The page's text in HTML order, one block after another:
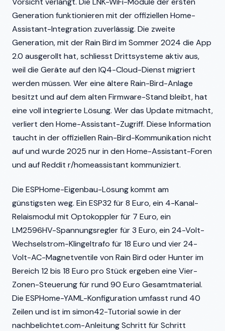
Generation funktionieren mit der offiziellen Home-
Assistant-Integration zuverlässig. Die zweite
Generation, mit der Rain Bird im Sommer 2024 die App
2.0 ausgerollt hat, schliesst Drittsysteme aktiv aus,
weil die Geräte auf den IQ4-Cloud-Dienst migriert
werden müssen. Wer eine ältere Rain-Bird-Anlage
besitzt und auf dem alten Firmware-Stand bleibt, hat
eine voll integrierte Lösung. Wer das Update mitmacht,
verliert den Home-Assistant-Zugriff. Diese Information
taucht in der offiziellen Rain-Bird-Kommunikation nicht
auf und wurde 2025 nur in den Home-Assistant-Foren
und auf Reddit r/homeassistant kommuniziert.
Die ESPHome-Eigenbau-Lösung kommt am
günstigsten weg. Ein ESP32 für 8 Euro, ein 4-Kanal-
Relaismodul mit Optokoppler für 7 Euro, ein
LM2596HV-Spannungsregler für 3 Euro, ein 24-Volt-
Wechselstrom-Klingeltrafo für 18 Euro und vier 24-
Volt-AC-Magnetventile von Rain Bird oder Hunter im
Bereich 12 bis 18 Euro pro Stück ergeben eine Vier-
Zonen-Steuerung für rund 90 Euro Gesamtmaterial.
Die ESPHome-YAML-Konfiguration umfasst rund 40
Zeilen und ist im simon42-Tutorial sowie in der
nachbelichtet.com-Anleitung Schritt für Schritt